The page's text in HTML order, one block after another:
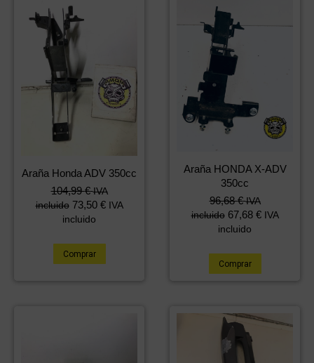
Araña Honda ADV 350cc
104,99€ IVA
incluido 73,50 € IVA
incluido
Comprar
Araña HONDA X-ADV
350cc
96,68€ IVA
incluido 67,68 € IVA
incluido
Comprar